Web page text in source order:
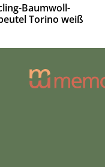
Baumwoll-
Torino weiß